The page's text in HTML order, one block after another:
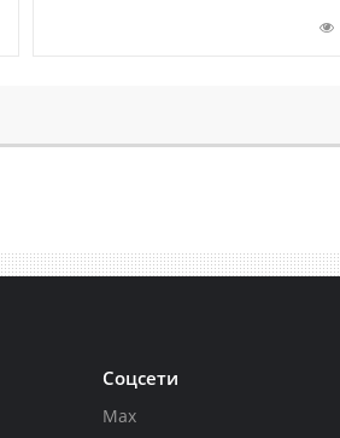
Соцсети
Max